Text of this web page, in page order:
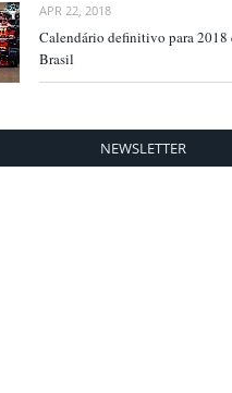
APR 22, 2018
Calendário definitivo para 2018
Brasil
NEWSLETTER